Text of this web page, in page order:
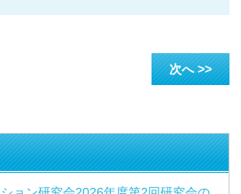
次へ >>